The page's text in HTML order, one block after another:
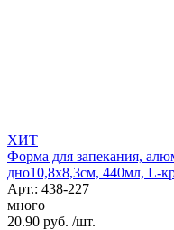
ХИТ
Форма для запекания,
дно10,8х8,3см, 440мл, L-
Арт.: 438-227
много
20.90 руб. /шт.